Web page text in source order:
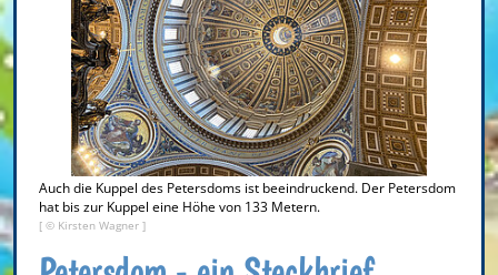
Auch die Kuppel des Petersdoms ist beeindruckend. Der Petersdom
hat bis zur Kuppel eine Höhe von 133 Metern.
[ © Kirsten Wagner ]